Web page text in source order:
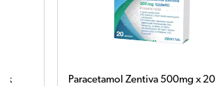
Paracetamol Zentiva 500mg x 50